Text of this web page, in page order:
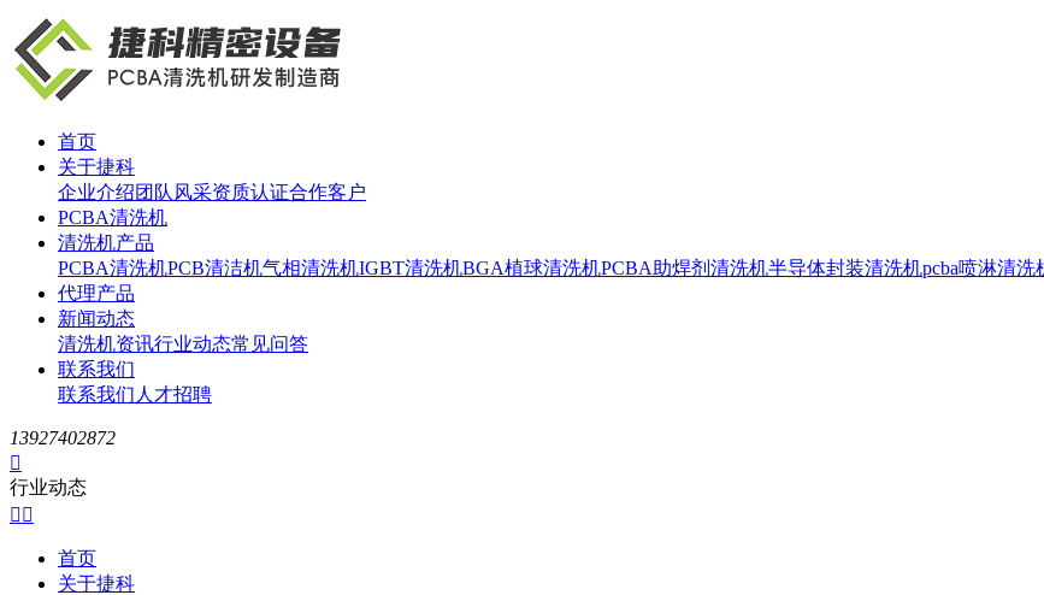
首页
关于捷科
企业介绍团队风采资质认证合作客户
PCBA清洗机
清洗机产品
PCBA清洗机PCB清洁机气相清洗机IGBT清洗机BGA植球清洗机PCBA助焊剂清洗机半导体封装清洗机pcba喷淋清洗
代理产品
新闻动态
清洗机资讯行业动态常见问答
联系我们
联系我们 人才招聘
13927402872

行业动态
 
首页
关于捷科